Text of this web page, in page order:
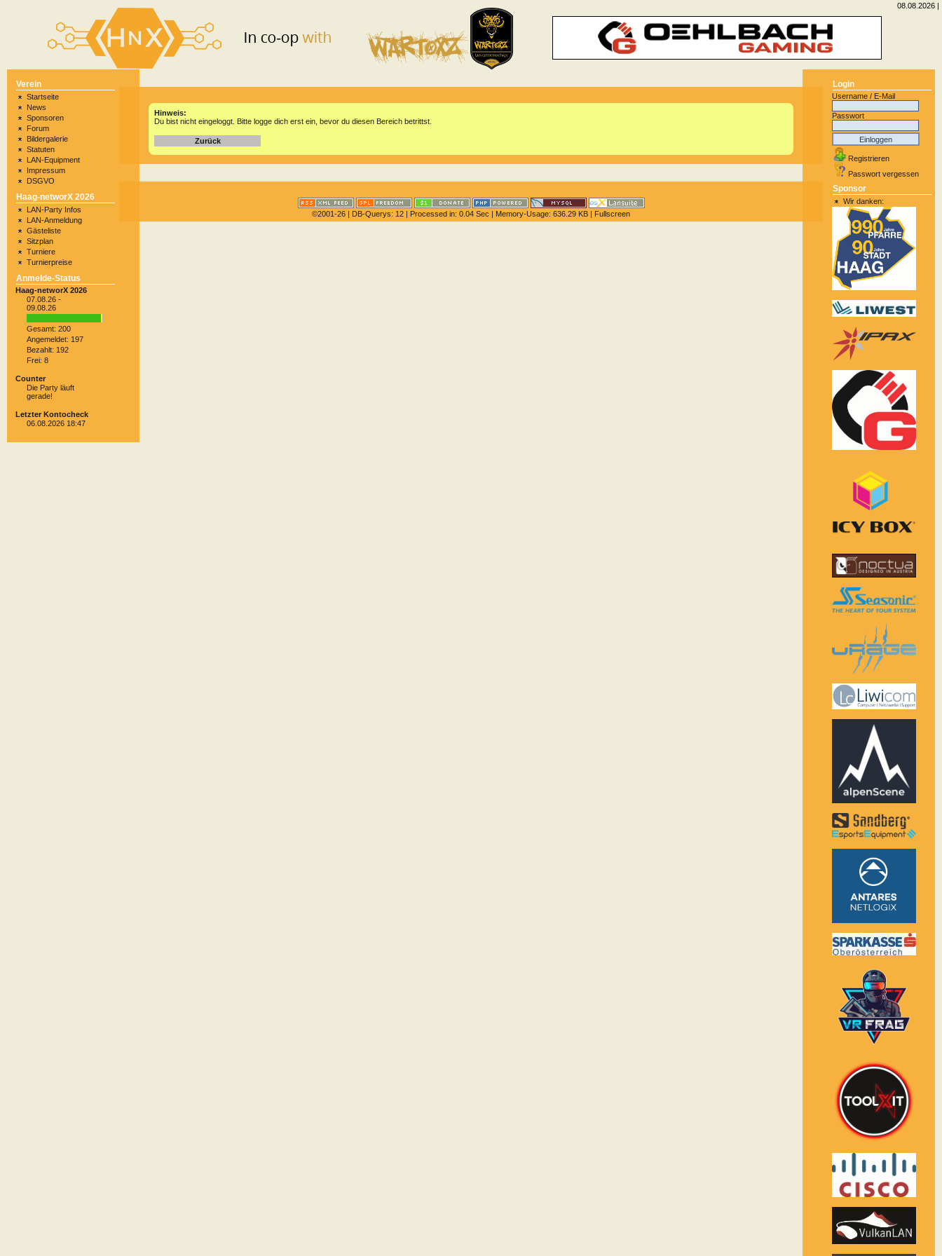
08.08.2026 |
Verein
Startseite
News
Sponsoren
Forum
Bildergalerie
Statuten
LAN-Equipment
Impressum
DSGVO
Haag-networX 2026
LAN-Party Infos
LAN-Anmeldung
Gästeliste
Sitzplan
Turniere
Turnierpreise
Anmelde-Status
Haag-networX 2026
07.08.26 -
09.08.26
Gesamt: 200
Angemeldet: 197
Bezahlt: 192
Frei: 8
Counter
Die Party läuft
gerade!
Letzter Kontocheck
06.08.2026 18:47
Hinweis:
Du bist nicht eingeloggt. Bitte logge dich erst ein, bevor du diesen Bereich betrittst.
Zurück
©2001-26 | DB-Querys: 12 | Processed in: 0.04 Sec | Memory-Usage: 636.29 KB | Fullscreen
Login
Username / E-Mail
Passwort
Registrieren
Passwort vergessen
Sponsor
Wir danken: